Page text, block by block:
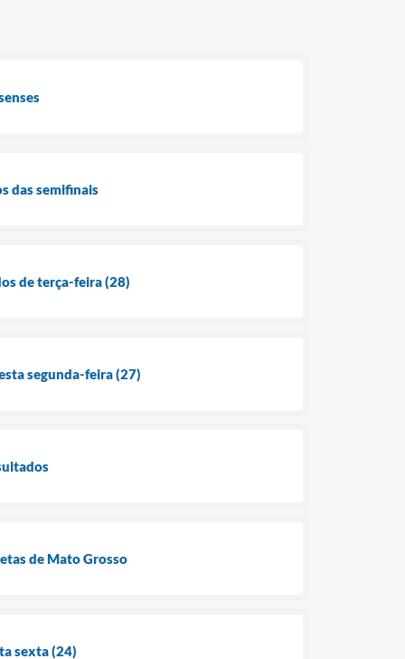
das semifinais
de terça-feira (28)
segunda-feira (27)
de Mato Grosso
sexta (24)